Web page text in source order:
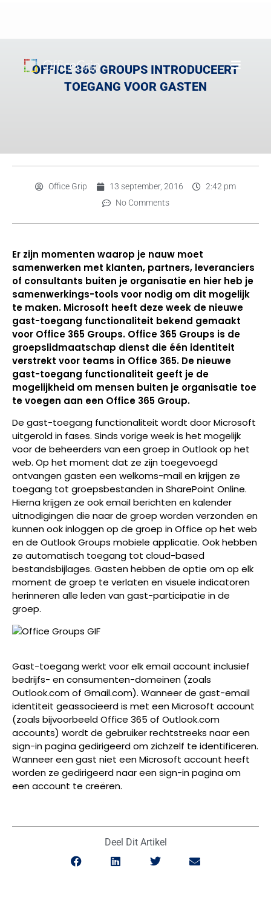
OFFICE 365 GROUPS INTRODUCEERT
TOEGANG VOOR GASTEN
Office Grip 13 september, 2016
2:42 pm
No Comments
Er zijn momenten waarop je nauw moet
samenwerken met klanten, partners, leveranciers
of consultants buiten je organisatie en hier heb je
samenwerkings-tools voor nodig om dit mogelijk
te maken. Microsoft heeft deze week de nieuwe
gast-toegang functionaliteit bekend gemaakt
voor Office 365 Groups. Office 365 Groups is de
groepslidmaatschap dienst die één identiteit
verstrekt voor teams in Office 365. De nieuwe
gast-toegang functionaliteit geeft je de
mogelijkheid om mensen buiten je organisatie toe
te voegen aan een Office 365 Group.
De gast-toegang functionaliteit wordt door Microsoft
uitgerold in fases. Sinds vorige week is het mogelijk
voor de beheerders van een groep in Outlook op het
web. Op het moment dat ze zijn toegevoegd
ontvangen gasten een welkoms-mail en krijgen ze
toegang tot groepsbestanden in SharePoint Online.
Hierna krijgen ze ook email berichten en kalender
uitnodigingen die naar de groep worden verzonden en
kunnen ook inloggen op de groep in Office op het web
en de Outlook Groups mobiele applicatie. Ook hebben
ze automatisch toegang tot cloud-based
bestandsbijlages. Gasten hebben de optie om op elk
moment de groep te verlaten en visuele indicatoren
herinneren alle leden van gast-participatie in de
groep.
Gast-toegang werkt voor elk email account inclusief
bedrijfs- en consumenten-domeinen (zoals
Outlook.com of Gmail.com). Wanneer de gast-email
identiteit geassocieerd is met een Microsoft account
(zoals bijvoorbeeld Office 365 of Outlook.com
accounts) wordt de gebruiker rechtstreeks naar een
sign-in pagina gedirigeerd om zichzelf te identificeren.
Wanneer een gast niet een Microsoft account heeft
worden ze gedirigeerd naar een sign-in pagina om
een account te creëren.
Deel Dit Artikel